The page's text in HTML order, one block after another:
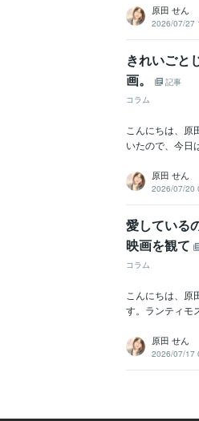
原田 せん
2026/07/27
きれいごと
画。
記事
コラム
こんにちは、
いたので、今日
原田 せん
2026/07/20
愛している
映画を観て
コラム
こんにちは、
す。ランティモ
原田 せん
2026/07/17